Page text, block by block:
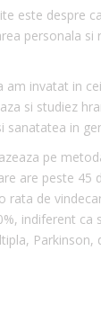
este despre
personala si
am invatat in
si studiez
sanatatea in
pe
are peste 45
rata de
indiferent ca
Parkinson,